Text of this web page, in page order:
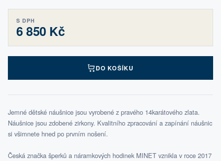
S DPH
6 850 Kč
DO KOŠÍKU
Jemné dětské náušnice jsou vyrobené z pravého 14karátového zlata.
Náušnice jsou zdobené zirkony. Kvalitního zpracování a zapínání náušnic
si všimnete hned po prvním nošení.
Česká značka šperků a náramkových hodinek MINET vznikla v roce 2017